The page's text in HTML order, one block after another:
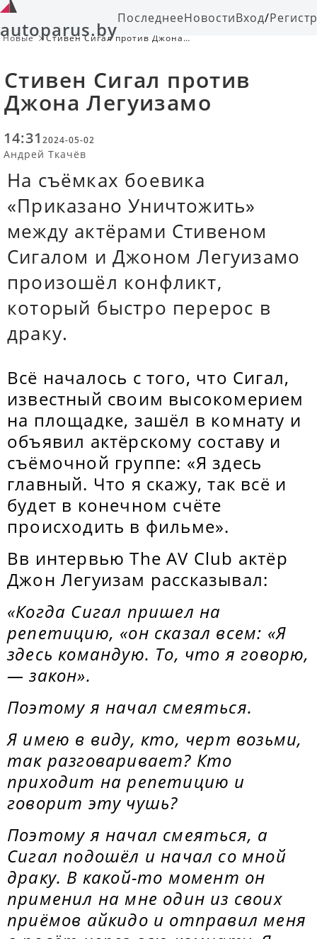
autoparus.byПоследнееНовостиВход/
Новые
Стивен Сигал против Джона
Стивен Сигал против
Джона Легуизамо
14:31 2024-05-02
Андрей Ткачёв
На съёмках боевика
«Приказано Уничтожить»
между актёрами Стивеном
Сигалом и Джоном Легуизамо
произошёл конфликт,
который быстро перерос в
драку.
Всё началось с того, что Сигал,
известный своим высокомерием
на площадке, зашёл в комнату и
объявил актёрскому составу и
съёмочной группе: «Я здесь
главный. Что я скажу, так всё и
будет в конечном счёте
происходить в фильме».
Вв интервью The AV Club актёр
Джон Легуизам рассказывал:
«Когда Сигал пришел на
репетицию, «он сказал всем: «Я
здесь командую. То, что я говорю,
— закон».
Поэтому я начал смеяться.
Я имею в виду, кто, черт возьми,
так разговаривает? Кто
приходит на репетицию и
говорит эту чушь?
Поэтому я начал смеяться, а
Сигал подошёл и начал со мной
драку. В какой-то момент он
применил на мне один из своих
приёмов айкидо и отправил меня